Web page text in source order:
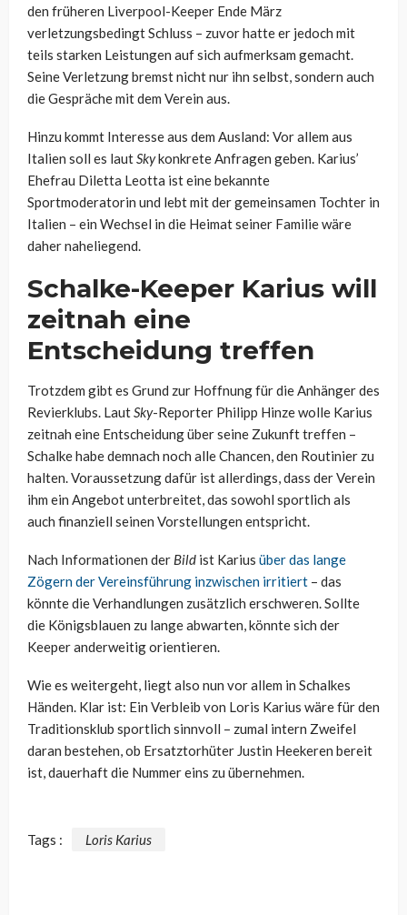
den früheren Liverpool-Keeper Ende März
verletzungsbedingt Schluss – zuvor hatte er jedoch mit
teils starken Leistungen auf sich aufmerksam gemacht.
Seine Verletzung bremst nicht nur ihn selbst, sondern auch
die Gespräche mit dem Verein aus.
Hinzu kommt Interesse aus dem Ausland: Vor allem aus
Italien soll es lautSkykonkrete Anfragen geben. Karius’
Ehefrau Diletta Leotta ist eine bekannte
Sportmoderatorin und lebt mit der gemeinsamen Tochter in
Italien – ein Wechsel in die Heimat seiner Familie wäre
daher naheliegend.
Schalke-Keeper Karius will
zeitnah eine
Entscheidung treffen
Trotzdem gibt es Grund zur Hoffnung für die Anhänger des
Revierklubs. LautSky-Reporter Philipp Hinze wolle Karius
zeitnah eine Entscheidung über seine Zukunft treffen –
Schalke habe demnach noch alle Chancen, den Routinier zu
halten. Voraussetzung dafür ist allerdings, dass der Verein
ihm ein Angebot unterbreitet, das sowohl sportlich als
auch finanziell seinen Vorstellungen entspricht.
Nach Informationen der Bild ist Karius über das lange
Zögern der Vereinsführung inzwischen irritiert – das
könnte die Verhandlungen zusätzlich erschweren. Sollte
die Königsblauen zu lange abwarten, könnte sich der
Keeper anderweitig orientieren.
Wie es weitergeht, liegt also nun vor allem in Schalkes
Händen. Klar ist: Ein Verbleib von Loris Karius wäre für den
Traditionsklub sportlich sinnvoll – zumal intern Zweifel
daran bestehen, ob Ersatztorhüter Justin Heekeren bereit
ist, dauerhaft die Nummer eins zu übernehmen.
Tags : Loris Karius